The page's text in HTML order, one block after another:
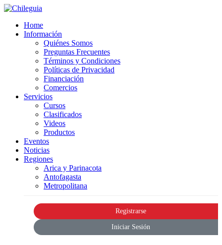
Home
Información
Quiénes Somos
Preguntas Frecuentes
Términos y Condiciones
Políticas de Privacidad
Financiación
Comercios
Servicios
Cursos
Clasificados
Videos
Productos
Eventos
Noticias
Regiones
Arica y Parinacota
Antofagasta
Metropolitana
Registrarse
Iniciar Sesión